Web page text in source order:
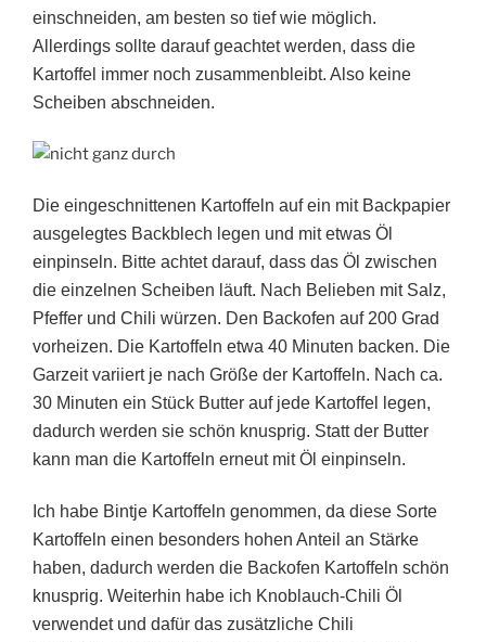
einschneiden, am besten so tief wie möglich.
Allerdings sollte darauf geachtet werden, dass die
Kartoffel immer noch zusammenbleibt. Also keine
Scheiben abschneiden.
Die eingeschnittenen Kartoffeln auf ein mit Backpapier
ausgelegtes Backblech legen und mit etwas Öl
einpinseln. Bitte achtet darauf, dass das Öl zwischen
die einzelnen Scheiben läuft. Nach Belieben mit Salz,
Pfeffer und Chili würzen. Den Backofen auf 200 Grad
vorheizen. Die Kartoffeln etwa 40 Minuten backen. Die
Garzeit variiert je nach Größe der Kartoffeln. Nach ca.
30 Minuten ein Stück Butter auf jede Kartoffel legen,
dadurch werden sie schön knusprig. Statt der Butter
kann man die Kartoffeln erneut mit Öl einpinseln.
Ich habe Bintje Kartoffeln genommen, da diese Sorte
Kartoffeln einen besonders hohen Anteil an Stärke
haben, dadurch werden die Backofen Kartoffeln schön
knusprig. Weiterhin habe ich Knoblauch-Chili Öl
verwendet und dafür das zusätzliche Chili